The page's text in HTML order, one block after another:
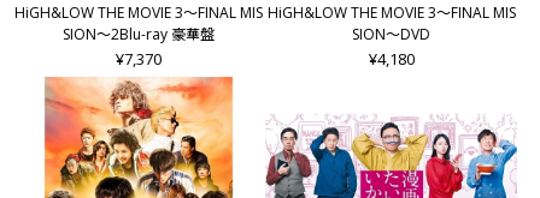
HiGH&LOW THE MOVIE 3～FINAL MIS
SION～2Blu-ray 豪華盤
¥7,370
HiGH&LOW THE MOVIE 3～FINAL MIS
SION～DVD
¥4,180